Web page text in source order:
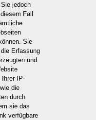
jedoch
Fall
Sie
Erfassung
und
Ihrer IP-
die
durch
sie das
verfügbare